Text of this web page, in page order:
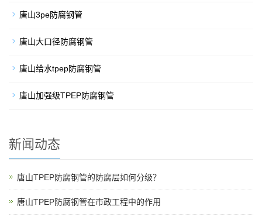
唐山3pe防腐钢管
唐山大口径防腐钢管
唐山给水tpep防腐钢管
唐山加强级TPEP防腐钢管
新闻动态
唐山TPEP防腐钢管的防腐层如何分级？
唐山TPEP防腐钢管在市政工程中的作用